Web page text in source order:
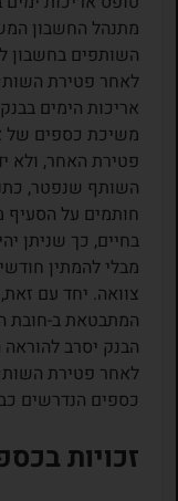
מתנהל החשבון
השותפים בחשבון
לאחר פטירת
אריכות הימים
משיכת כספים של
פטירת האחר, ולא
השותף שנפטר,
חותמים על הסעיף
בחיים, כך שניתן
מבלי להמתין
צוואה. יחד עם
המתבטאת ב-חובת
הבנק יסרב
לאחר פטירת
כספים הנדרשים
זכויות